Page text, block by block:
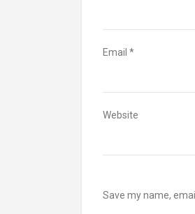
Email *
Website
Save my name,